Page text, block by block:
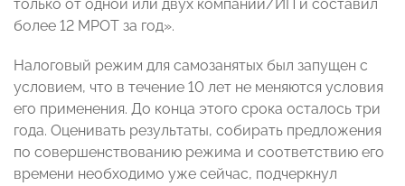
только от одной или двух компаний/ИП и составил
более 12 МРОТ за год».
Налоговый режим для самозанятых был запущен с
условием, что в течение 10 лет не меняются условия
его применения. До конца этого срока осталось три
года. Оценивать результаты, собирать предложения
по совершенствованию режима и соответствию его
времени необходимо уже сейчас, подчеркнул